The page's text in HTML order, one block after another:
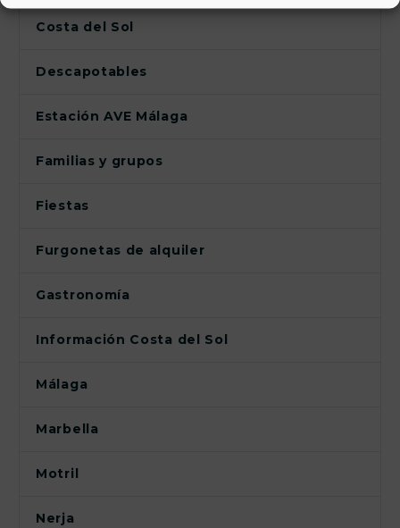
Costa del Sol
Descapotables
Estación AVE Málaga
Familias y grupos
Fiestas
Furgonetas de alquiler
Gastronomía
Información Costa del Sol
Málaga
Marbella
Motril
Nerja